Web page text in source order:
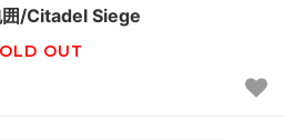
囲/Citadel Siege
OUT